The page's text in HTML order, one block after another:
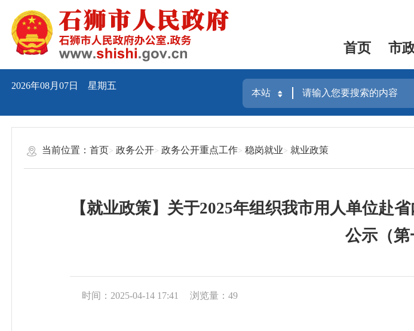
首页 市
2026年08月07日 星期五
当前位置：首页 政务公开 政务公开重点工作 稳岗就业 就业政策
【就业政策】关于2025年组织我市用人单位赴
公示（第
时间：2025-04-14 17:41 浏览量： 49